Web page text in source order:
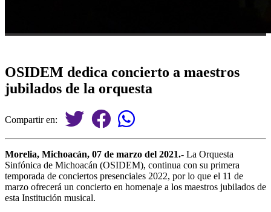
OSIDEM dedica concierto a maestros
jubilados de la orquesta
Compartir en:
Morelia, Michoacán, 07 de marzo del 2021.- La Orquesta
Sinfónica de Michoacán (OSIDEM), continua con su primera
temporada de conciertos presenciales 2022, por lo que el 11 de
marzo ofrecerá un concierto en homenaje a los maestros jubilados de
esta Institución musical.